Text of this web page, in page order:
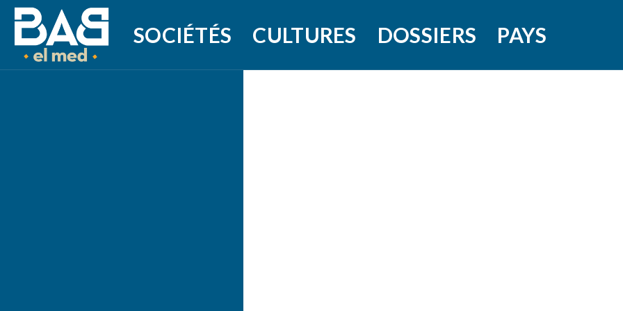
SOCIÉTÉS CULTURES DOSSIERS PAYS